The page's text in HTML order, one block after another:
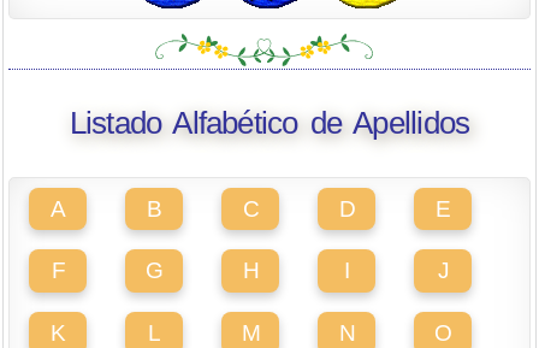
Listado Alfabético de Apellidos
A B C D E
F G H I J
K L M N O